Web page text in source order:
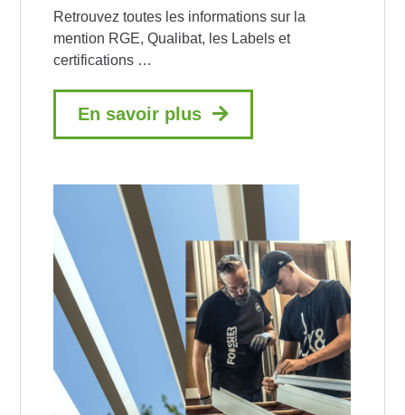
Retrouvez toutes les informations sur la
mention RGE, Qualibat, les Labels et
certifications …
En savoir plus